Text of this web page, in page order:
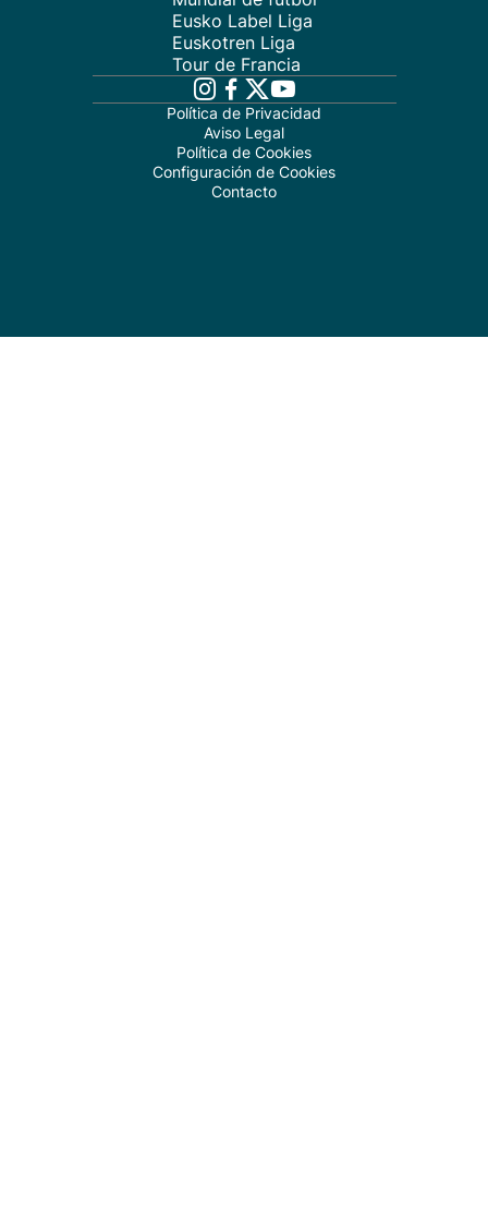
Eusko Label Liga
Euskotren Liga
Tour de Francia
Política de Privacidad
Aviso Legal
Política de Cookies
Configuración de Cookies
Contacto